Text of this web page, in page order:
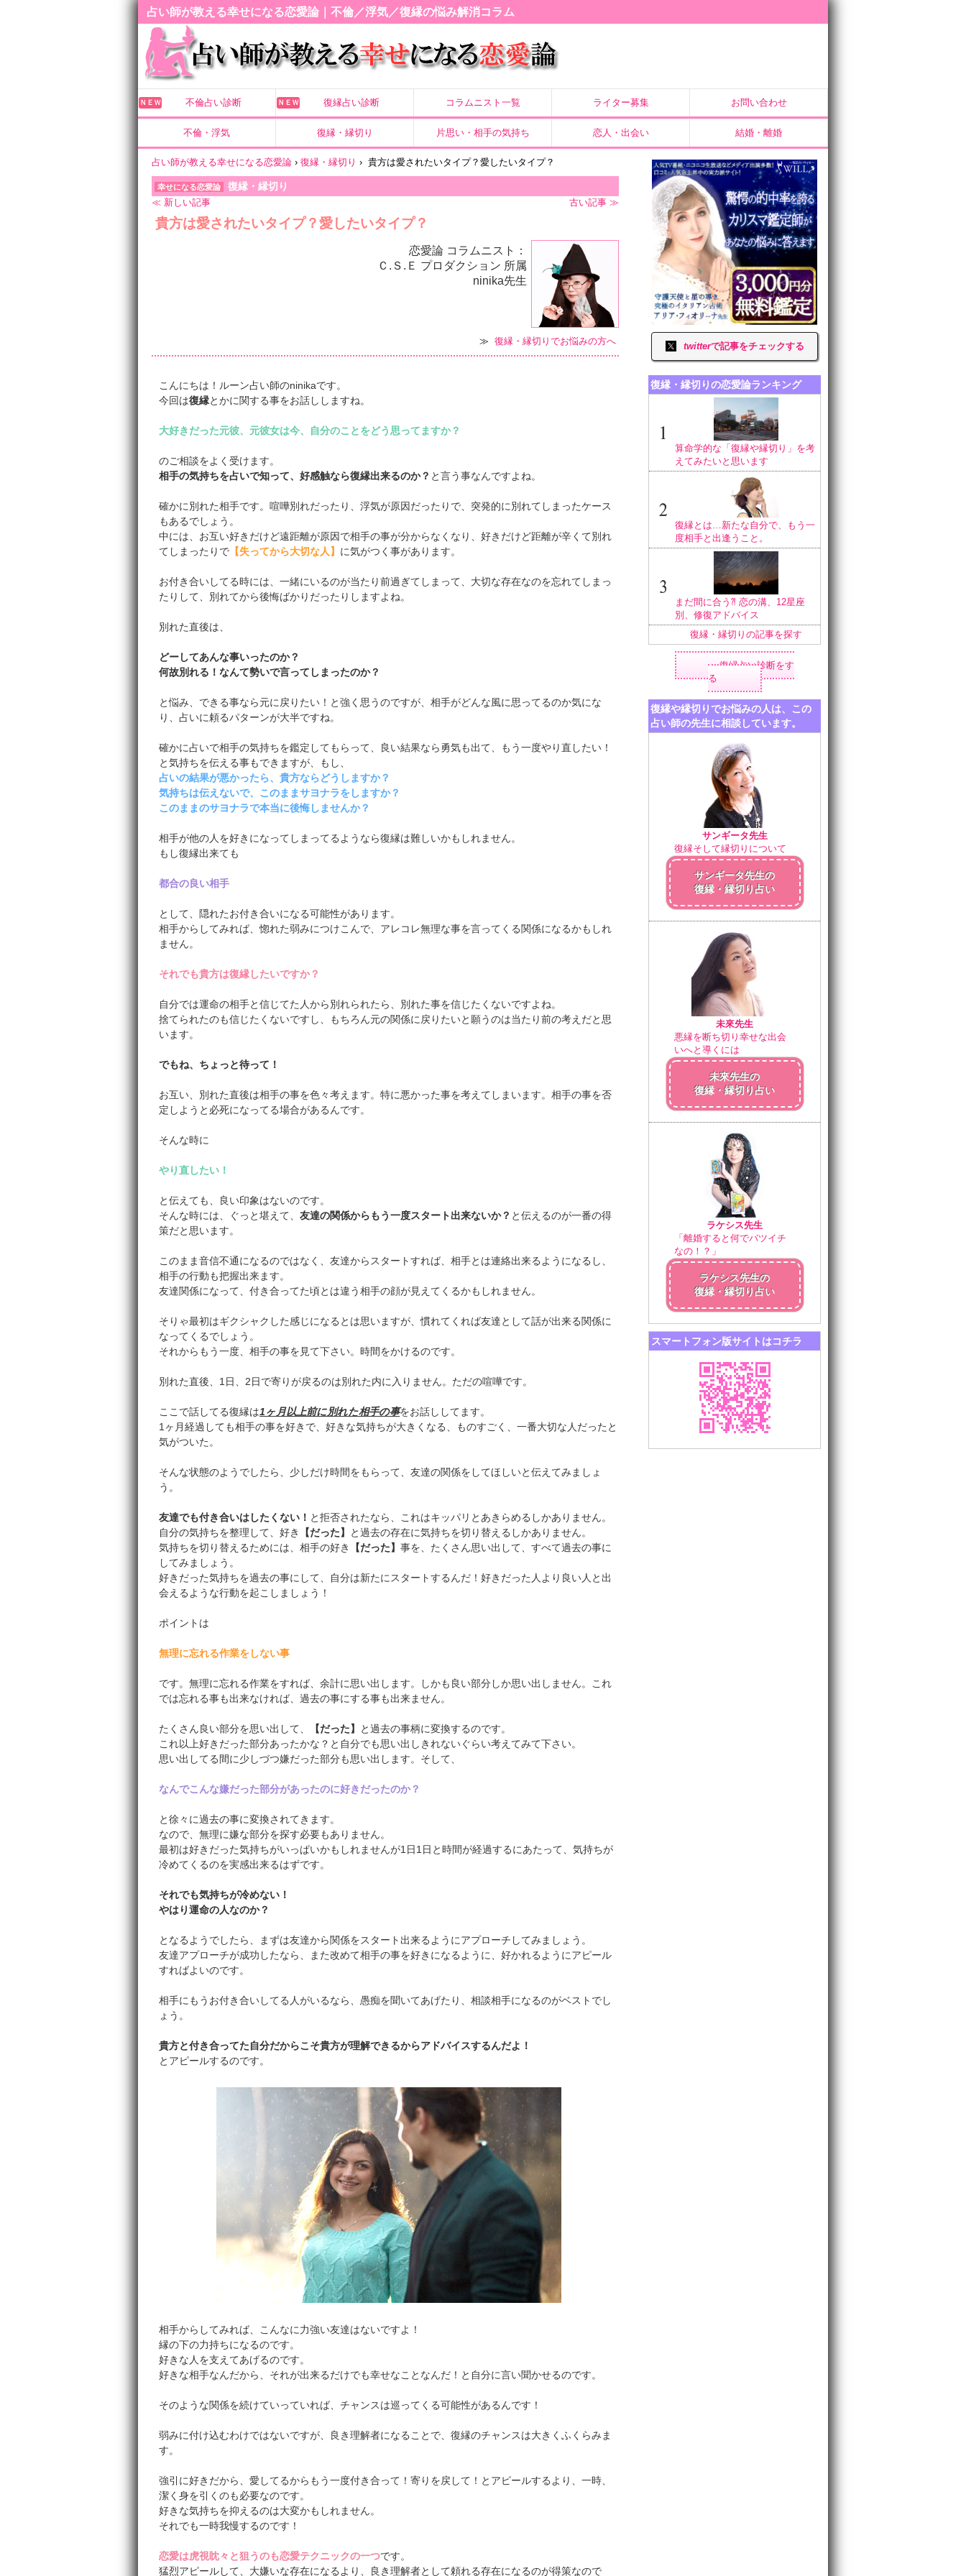
占い師が教える幸せになる恋愛論｜不倫／浮気／復縁の悩み解消コラム
ＮＥＷ 不倫占い診断 ＮＥＷ 復縁占い診断 コラムニスト一覧 ライター募集 お問い合わせ
不倫・浮気 復縁・縁切り 片思い・相手の気持ち 恋人・出会い 結婚・離婚
占い師が教える幸せになる恋愛論 ›復縁・縁切り › 貴方は愛されたいタイプ？愛したいタイプ？
幸せになる恋愛論 復縁・縁切り
≪ 新しい記事 古い記事 ≫
貴方は愛されたいタイプ？愛したいタイプ？
恋愛論 コラムニスト：
Ｃ.Ｓ.Ｅ プロダクション 所属
ninika先生
≫復縁・縁切りでお悩みの方へ
こんにちは！ルーン占い師のninikaです。
今回は復縁とかに関する事をお話ししますね。
大好きだった元彼、元彼女は今、自分のことをどう思ってますか？
のご相談をよく受けます。
相手の気持ちを占いで知って、好感触なら復縁出来るのか？ と言う事なんですよね。
確かに別れた相手です。喧嘩別れだったり、浮気が原因だったりで、突発的に別れてしまったケース
もあるでしょう。
中には、お互い好きだけど遠距離が原因で相手の事が分からなくなり、好きだけど距離が辛くて別れ
てしまったりで 【失ってから大切な人】 に気がつく事があります。
お付き合いしてる時には、一緒にいるのが当たり前過ぎてしまって、大切な存在なのを忘れてしまっ
たりして、別れてから後悔ばかりだったりしますよね。
別れた直後は、
どーしてあんな事いったのか？
何故別れる！なんて勢いで言ってしまったのか？
と悩み、できる事なら元に戻りたい！と強く思うのですが、相手がどんな風に思ってるのか気にな
り、占いに頼るパターンが大半ですね。
確かに占いで相手の気持ちを鑑定してもらって、良い結果なら勇気も出て、もう一度やり直したい！
と気持ちを伝える事もできますが、もし、
占いの結果が悪かったら、貴方ならどうしますか？
気持ちは伝えないで、このままサヨナラをしますか？
このままのサヨナラで本当に後悔しませんか？
相手が他の人を好きになってしまってるようなら復縁は難しいかもしれません。
もし復縁出来ても
都合の良い相手
として、隠れたお付き合いになる可能性があります。
相手からしてみれば、惚れた弱みにつけこんで、アレコレ無理な事を言ってくる関係になるかもしれ
ません。
それでも貴方は復縁したいですか？
自分では運命の相手と信じてた人から別れられたら、別れた事を信じたくないですよね。
捨てられたのも信じたくないですし、もちろん元の関係に戻りたいと願うのは当たり前の考えだと思
います。
でもね、ちょっと待って！
お互い、別れた直後は相手の事を色々考えます。特に悪かった事を考えてしまいます。相手の事を否
定しようと必死になってる場合があるんです。
そんな時に
やり直したい！
と伝えても、良い印象はないのです。
そんな時には、ぐっと堪えて、友達の関係からもう一度スタート出来ないか？ と伝えるのが一番の得
策だと思います。
このまま音信不通になるのではなく、友達からスタートすれば、相手とは連絡出来るようになるし、
相手の行動も把握出来ます。
友達関係になって、付き合ってた頃とは違う相手の顔が見えてくるかもしれません。
そりゃ最初はギクシャクした感じになるとは思いますが、慣れてくれば友達として話が出来る関係に
なってくるでしょう。
それからもう一度、相手の事を見て下さい。時間をかけるのです。
別れた直後、1日、2日で寄りが戻るのは別れた内に入りません。ただの喧嘩です。
ここで話してる復縁は1ヶ月以上前に別れた相手の事をお話ししてます。
1ヶ月経過しても相手の事を好きで、好きな気持ちが大きくなる、ものすごく、一番大切な人だったと
気がついた。
そんな状態のようでしたら、少しだけ時間をもらって、友達の関係をしてほしいと伝えてみましょ
う。
友達でも付き合いはしたくない！ と拒否されたなら、これはキッパリとあきらめるしかありません。
自分の気持ちを整理して、好き
【だった】
と過去の存在に気持ちを切り替えるしかありません。
気持ちを切り替えるためには、相手の好き
【だった】事を、たくさん思い出して、すべて過去の事に
してみましょう。
好きだった気持ちを過去の事にして、自分は新たにスタートするんだ！好きだった人より良い人と出
会えるような行動を起こしましょう！
ポイントは
無理に忘れる作業をしない事
です。無理に忘れる作業をすれば、余計に思い出します。しかも良い部分しか思い出しません。これ
では忘れる事も出来なければ、過去の事にする事も出来ません。
たくさん良い部分を思い出して、 【だった】
と過去の事柄に変換するのです。
これ以上好きだった部分あったかな？と自分でも思い出しきれないぐらい考えてみて下さい。
思い出してる間に少しづつ嫌だった部分も思い出します。そして、
なんでこんな嫌だった部分があったのに好きだったのか？
と徐々に過去の事に変換されてきます。
なので、無理に嫌な部分を探す必要もありません。
最初は好きだった気持ちがいっぱいかもしれませんが1日1日と時間が経過するにあたって、気持ちが
冷めてくるのを実感出来るはずです。
それでも気持ちが冷めない！
やはり運命の人なのか？
となるようでしたら、まずは友達から関係をスタート出来るようにアプローチしてみましょう。
友達アプローチが成功したなら、また改めて相手の事を好きになるように、好かれるようにアピール
すればよいのです。
相手にもうお付き合いしてる人がいるなら、愚痴を聞いてあげたり、相談相手になるのがベストでし
ょう。
貴方と付き合ってた自分だからこそ貴方が理解できるからアドバイスするんだよ！
とアピールするのです。
相手からしてみれば、こんなに力強い友達はないですよ！
縁の下の力持ちになるのです。
好きな人を支えてあげるのです。
好きな相手なんだから、それが出来るだけでも幸せなことなんだ！と自分に言い聞かせるのです。
そのような関係を続けていっていれば、チャンスは巡ってくる可能性があるんです！
弱みに付け込むわけではないですが、良き理解者になることで、復縁のチャンスは大きくふくらみま
す。
強引に好きだから、愛してるからもう一度付き合って！寄りを戻して！とアピールするより、一時、
潔く身を引くのも必要なのです。
好きな気持ちを抑えるのは大変かもしれません。
それでも一時我慢するのです！
恋愛は虎視眈々と狙うのも恋愛テクニックの一つです。
猛烈アピールして、大嫌いな存在になるより、良き理解者として頼れる存在になるのが得策なので
twitterで記事をチェックする
復縁・縁切りの恋愛論ランキング
算命学的な「復縁や縁切り」を考
えてみたいと思います
復縁とは…新たな自分で、もう一
度相手と出逢うこと。
まだ間に合う⁈ 恋の溝、12星座
別、修復アドバイス
復縁・縁切りの記事を探す
復縁占い診断をす
る
復縁や縁切りでお悩みの人は、この
占い師の先生に相談しています。
サンギータ先生
復縁そして縁切りについて
サンギータ先生の
復縁・縁切り占い
未來先生
悪縁を断ち切り幸せな出会
いへと導くには
未來先生の
復縁・縁切り占い
ラケシス先生
「離婚すると何でバツイチ
なの！？」
ラケシス先生の
復縁・縁切り占い
スマートフォン版サイトはコチラ